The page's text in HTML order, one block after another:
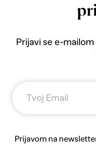
Prijavi se e-
Prijavom na